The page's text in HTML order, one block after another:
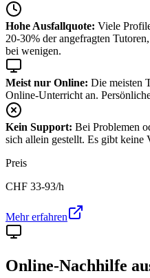
Hohe Ausfallquote: Viele
20-30% der angefragten
bei wenigen.
Meist nur Online: Die meisten
Online-Unterricht an.
Kein Support: Bei Problemen
sich allein gestellt. Es gibt keine
Preis
CHF 33-93/h
Mehr erfahren
Online-Nachhilfe